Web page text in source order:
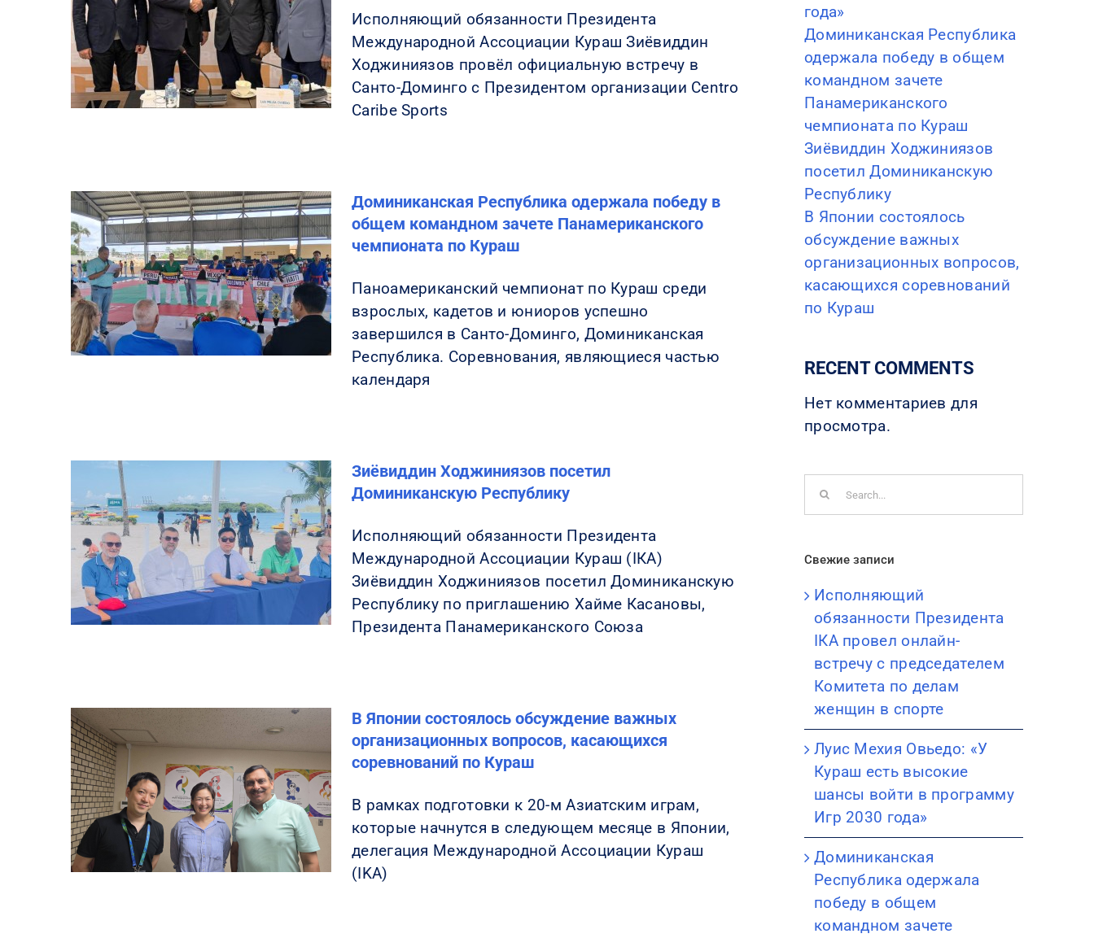
Исполняющий обязанности Президента
Международной Ассоциации Кураш Зиёвиддин
Ходжиниязов провёл официальную встречу в
Санто-Доминго с Президентом организации Centro
Caribe Sports
Доминиканская Республика одержала победу в
общем командном зачете Панамериканского
чемпионата по Кураш
Паноамериканский чемпионат по Кураш среди
взрослых, кадетов и юниоров успешно
завершился в Санто-Доминго, Доминиканская
Республика. Соревнования, являющиеся частью
календаря
Зиёвиддин Ходжиниязов посетил
Доминиканскую Республику
Исполняющий обязанности Президента
Международной Ассоциации Кураш (IКА)
Зиёвиддин Ходжиниязов посетил Доминиканскую
Республику по приглашению Хайме Касановы,
Президента Панамериканского Союза
В Японии состоялось обсуждение важных
организационных вопросов, касающихся
соревнований по Кураш
В рамках подготовки к 20-м Азиатским играм,
которые начнутся в следующем месяце в Японии,
делегация Международной Ассоциации Кураш
(IKA)
года»
Доминиканская Республика
одержала победу в общем
командном зачете
Панамериканского
чемпионата по Кураш
Зиёвиддин Ходжиниязов
посетил Доминиканскую
Республику
В Японии состоялось
обсуждение важных
организационных вопросов,
касающихся соревнований
по Кураш
RECENT COMMENTS
Нет комментариев для
просмотра.
Свежие записи
Исполняющий
обязанности Президента
IКА провел онлайн-
встречу с председателем
Комитета по делам
женщин в спорте
Луис Мехия Овьедо: «У
Кураш есть высокие
шансы войти в программу
Игр 2030 года»
Доминиканская
Республика одержала
победу в общем
командном зачете